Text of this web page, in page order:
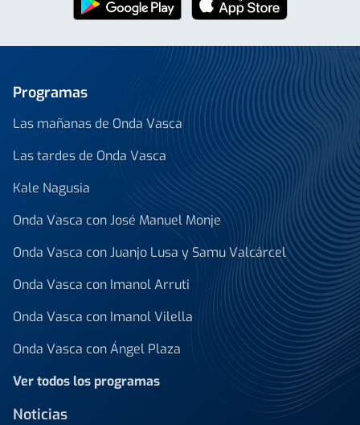
Programas
Las mañanas de Onda Vasca
Las tardes de Onda Vasca
Kale Nagusia
Onda Vasca con José Manuel Monje
Onda Vasca con Juanjo Lusa y Samu Valcárcel
Onda Vasca con Imanol Arruti
Onda Vasca con Imanol Vilella
Onda Vasca con Ángel Plaza
Ver todos los programas
Noticias